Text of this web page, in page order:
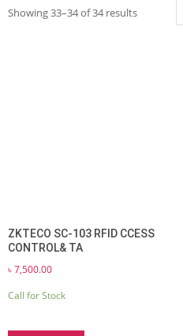
Showing 33–34 of 34 resultsSorted
ZKTECO SC-103 RFID CCESS
CONTROL& TA
৳7,500.00
Call for Stock